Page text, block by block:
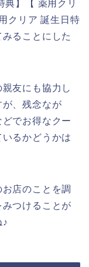
典】【 薬用クリ
クリア 誕生日特
ることにした
友にも協力し
、残念なが
でお得なクー
るかどうかは
店のことを調
つけることが
♪